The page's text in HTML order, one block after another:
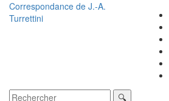
Correspondance de J.-A.
Turrettini